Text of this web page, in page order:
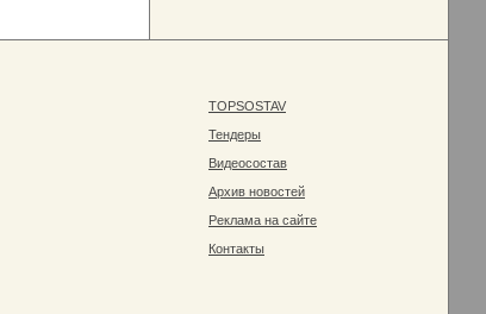
TOPSOSTAV
Тендеры
Видеосостав
Архив новостей
Реклама на сайте
Контакты